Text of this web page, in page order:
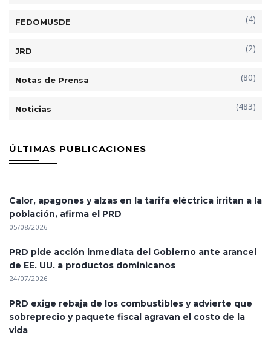
FEDOMUSDE (4)
JRD (2)
Notas de Prensa (80)
Noticias (483)
ÚLTIMAS PUBLICACIONES
Calor, apagones y alzas en la tarifa eléctrica irritan a la
población, afirma el PRD
05/08/2026
PRD pide acción inmediata del Gobierno ante arancel
de EE. UU. a productos dominicanos
24/07/2026
PRD exige rebaja de los combustibles y advierte que
sobreprecio y paquete fiscal agravan el costo de la
vida